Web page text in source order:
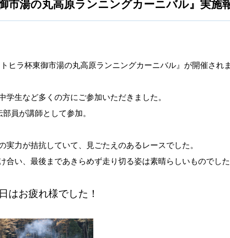
市湯の丸高原ランニングカーニバル』実施
ヒラ杯東御市湯の丸高原ランニングカーニバル』が開催され
学生など多くの方にご参加いただきました。
員が講師として参加。
実力が拮抗していて、見ごたえのあるレースでした。
合い、最後まであきらめず走り切る姿は素晴らしいものでした
はお疲れ様でした！